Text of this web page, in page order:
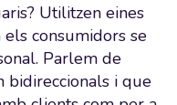
Utilitzen eines
consumidors se
Parlem de
bidireccionals i que